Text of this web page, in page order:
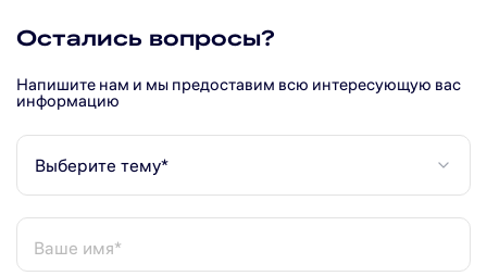
Остались вопросы?
Напишите нам и мы предоставим всю интересующую вас
информацию
Выберите тему*
Ваше имя*